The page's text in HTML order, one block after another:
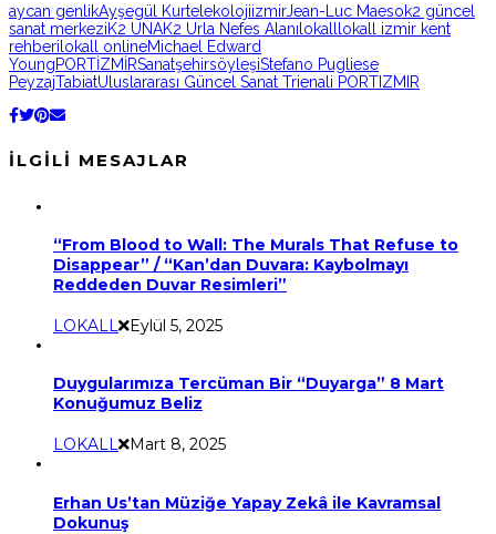
aycan genlikAyşegül KurtelekolojiizmirJean-Luc Maesok2 güncel
sanat merkeziK2 UNAK2 Urla Nefes Alanılokalllokall izmir kent
rehberilokall onlineMichael Edward
YoungPORTİZMİRSanatşehirsöyleşiStefano Pugliese
PeyzajTabiatUluslararası Güncel Sanat Trienali PORTIZMIR
İLGILI MESAJLAR
“From Blood to Wall: The Murals That Refuse to
Disappear” / “Kan’dan Duvara: Kaybolmayı
Reddeden Duvar Resimleri”
LOKALL Eylül 5, 2025
Duygularımıza Tercüman Bir “Duyarga” 8 Mart
Konuğumuz Beliz
LOKALL Mart 8, 2025
Erhan Us’tan Müziğe Yapay Zekâ ile Kavramsal
Dokunuş